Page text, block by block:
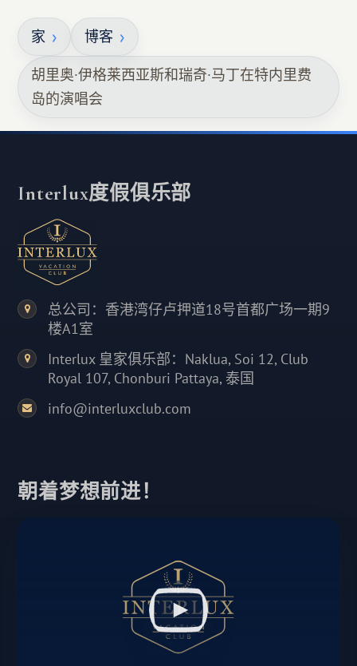
家 博客
胡里奥·伊格莱西亚斯和瑞奇·马丁在特内里费
岛的演唱会
Interlux度假俱乐部
总公司：香港湾仔卢押道18号首都广场一期9
楼A1室
Interlux 皇家俱乐部：Naklua, Soi 12, Club
Royal 107, Chonburi Pattaya, 泰国
info@interluxclub.com
朝着梦想前进！